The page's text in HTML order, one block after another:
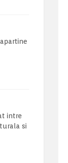
intre
si